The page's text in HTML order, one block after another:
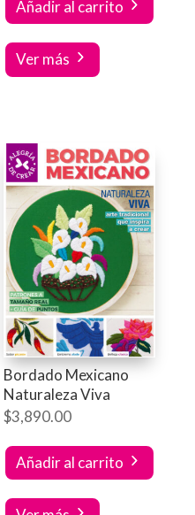
Añadir al carrito
Ver más
Bordado Mexicano
Naturaleza Viva
$3,890.00
Añadir al carrito